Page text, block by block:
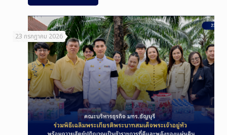
23 กรกฎาคม 2026